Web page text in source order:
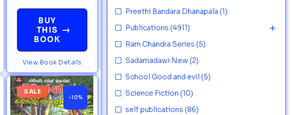
BUY
THIS
BOOK
→
View Book Details
SALE
-10%
Preethi Bandara Dhanapala (1)
Publications (4911)
Ram Chandra Series (5)
Sadamadawi New (2)
School Good and evil (5)
Science Fiction (10)
self publications (86)